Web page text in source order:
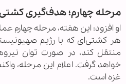
مرحله چهارم؛ هدف‌گیری
او افزود: این هفته، مرحله چهارم
هر کشتی‌ای که با رژیم
منتقل کند، در صورت توان
خواهد گرفت. اعلام این مرحله،
غزه است.